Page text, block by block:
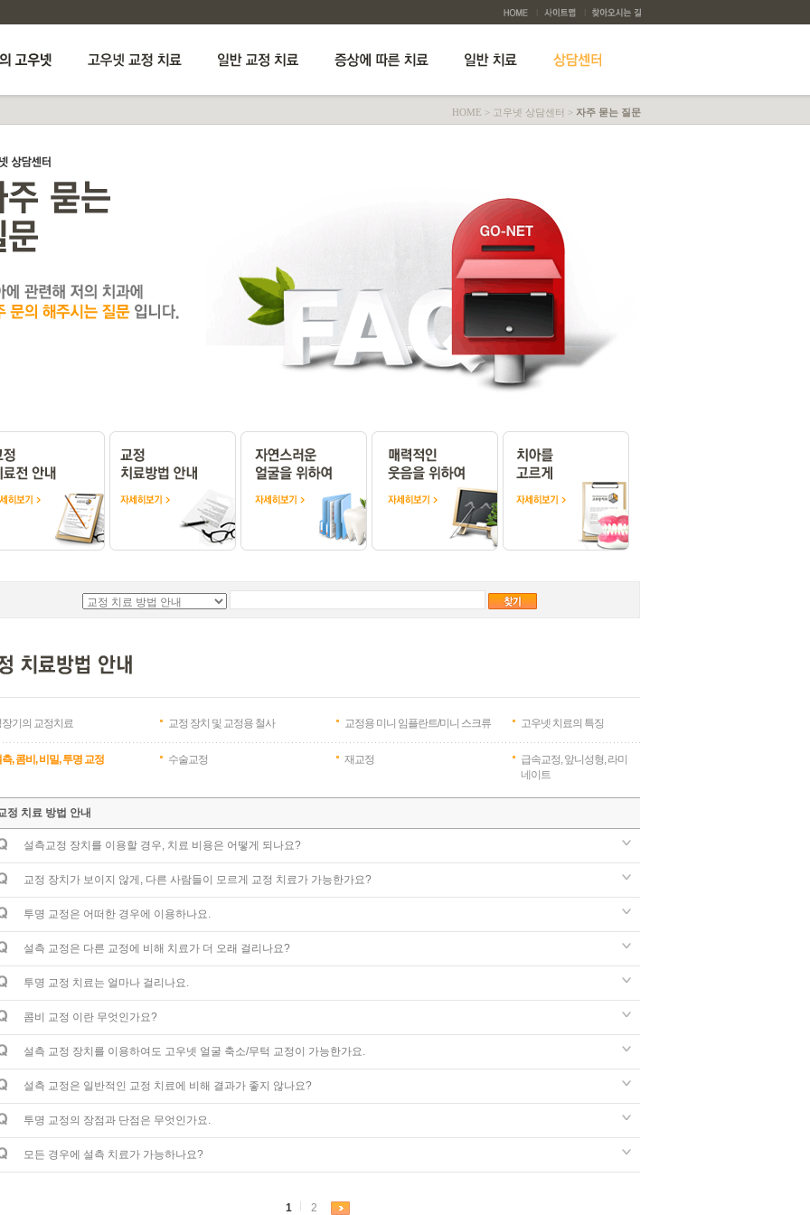
HOME > 고우넷 상담센터 > 자주 묻는 질문
기의 교정치료 교정 장치 및 교정용 철사 교정용 미니 임플란트/미니 스크류 고우넷 치료의 특징
, 콤비, 비밀, 투명 교정 수술교정 재교정
급속교정, 앞니성형, 라미
네이트
정 치료 방법 안내
설측교정 장치를 이용할 경우, 치료 비용은 어떻게 되나요?
교정 장치가 보이지 않게, 다른 사람들이 모르게 교정 치료가 가능한가요?
투명 교정은 어떠한 경우에 이용하나요.
설측 교정은 다른 교정에 비해 치료가 더 오래 걸리나요?
투명 교정 치료는 얼마나 걸리나요.
콤비 교정 이란 무엇인가요?
설측 교정 장치를 이용하여도 고우넷 얼굴 축소/무턱 교정이 가능한가요.
설측 교정은 일반적인 교정 치료에 비해 결과가 좋지 않나요?
투명 교정의 장점과 단점은 무엇인가요.
모든 경우에 설측 치료가 가능하나요?
1 2